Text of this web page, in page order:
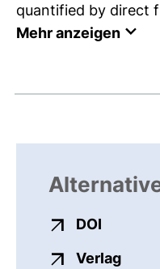
quantified by direct
Mehr anzeigen
DOI
Verlag